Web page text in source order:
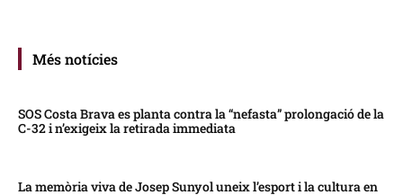
Més notícies
SOS Costa Brava es planta contra la “nefasta” prolongació de la
C-32 i n’exigeix la retirada immediata
La memòria viva de Josep Sunyol uneix l’esport i la cultura en